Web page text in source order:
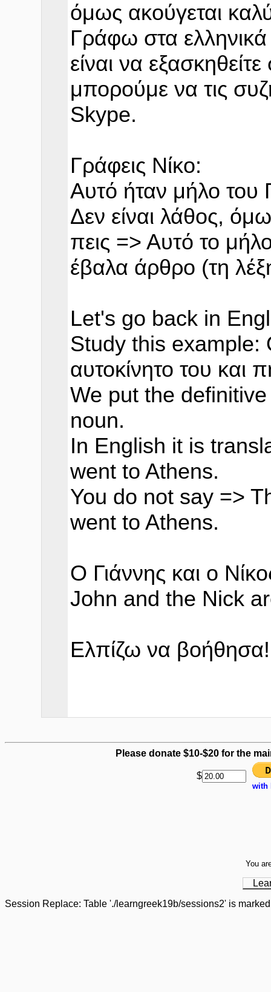
όμως ακούγεται
Γράφω στα
είναι να
μπορούμε να τις
Skype.
Γράφεις Νίκο:
Αυτό ήταν μήλο του
Δεν είναι λάθος,
πεις => Αυτό το
έβαλα άρθρο (τη
Let's go back in
Study this example:
αυτοκίνητο του και
We put the
noun.
In English it is
went to Athens.
You do not say =>
went to Athens.
O Γιάννης και ο
John and the Nick
Ελπίζω να βοήθησα!
Please donate $10-$20 for the
$
with
You
Session Replace: Table './learngreek19b/sessions2' is